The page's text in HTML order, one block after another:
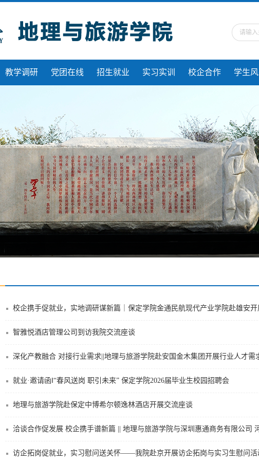
教学调研 党团在线 招生就业 实习实训 校企合作 学生
校企携手促就业，实地调研谋新篇｜保定学院金通民航现代产业学院赴雄安
智雅悦酒店管理公司到访我院交流座谈
深化产教融合 对接行业需求||地理与旅游学院赴安国金木集团开展行业人才需
就业·邀请函‖“春风送岗 职引未来” 保定学院2026届毕业生校园招聘会
地理与旅游学院赴保定中博希尔顿逸林酒店开展交流座谈
访企拓岗促就业，实习慰问送关怀——我院赴京开展访企拓岗与实习生慰问活